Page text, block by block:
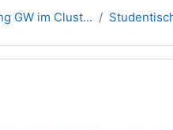
GW im Clust...